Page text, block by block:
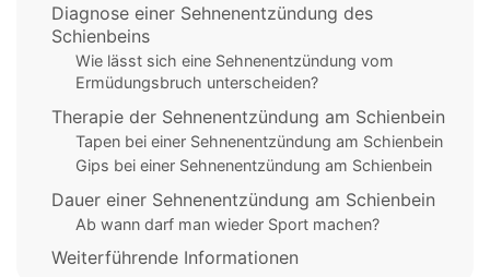
Diagnose einer Sehnenentzündung des
Schienbeins
Wie lässt sich eine Sehnenentzündung vom
Ermüdungsbruch unterscheiden?
Therapie der Sehnenentzündung am Schienbein
Tapen bei einer Sehnenentzündung am Schienbein
Gips bei einer Sehnenentzündung am Schienbein
Dauer einer Sehnenentzündung am Schienbein
Ab wann darf man wieder Sport machen?
Weiterführende Informationen